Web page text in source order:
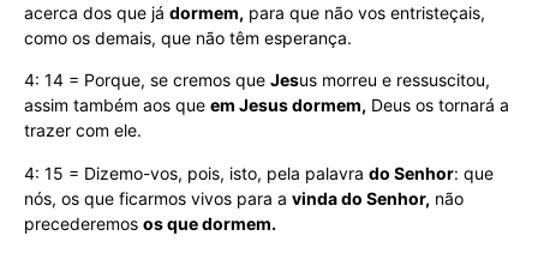
acerca dos que já dormem, para que não vos entristeçais,
como os demais, que não têm esperança.
4: 14 = Porque, se cremos que Jesus morreu e ressuscitou,
assim também aos que em Jesus dormem, Deus os tornará a
trazer com ele.
4: 15 = Dizemo-vos, pois, isto, pela palavra do Senhor: que
nós, os que ficarmos vivos para a vinda do Senhor, não
precederemos os que dormem.